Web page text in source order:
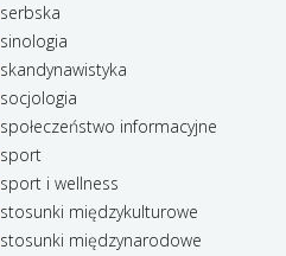
serbska
sinologia
skandynawistyka
socjologia
społeczeństwo informacyjne
sport
sport i wellness
stosunki międzykulturowe
stosunki międzynarodowe